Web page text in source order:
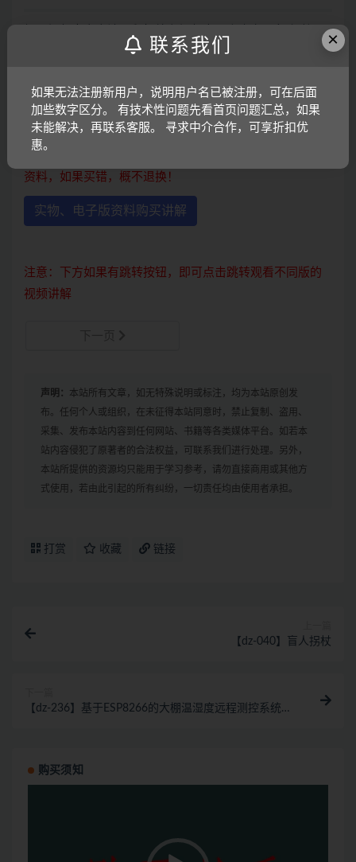
图形即可；视频放大后不清晰，可将鼠标放在视频上，点
购买介绍：
如需购买实物或电子版资料，请点击下方按钮观看视频讲
资料，如果买错，概不退换！
实物、电子版资料购买讲解
注意：下方如果有跳转按钮，即可点击跳转观看不同版的
视频讲解
声明： 本站所有文章，如无特殊说明或标注，均为本站原创发
布。任何个人或组织，在未征得本站同意时，禁止复制、盗用、
采集、发布本站内容到任何网站、书籍等各类媒体平台。如若本
站内容侵犯了原著者的合法权益，可联系我们进行处理。另外，
本站所提供的资源均只能用于学习参考，请勿直接商用或其他方
式使用，若由此引起的所有纠纷，一切责任均由使用者承担。
打赏 收藏 链接
【dz-040】盲人拐杖
【dz-236】基于ESP8266的大棚温湿度远程测控系统设
购买须知
×
联系我们
如果无法注册新用户，说明用户名已被注册，可在后面
加些数字区分。 有技术性问题先看首页问题汇总，如果
未能解决，再联系客服。 寻求中介合作，可享折扣优
惠。